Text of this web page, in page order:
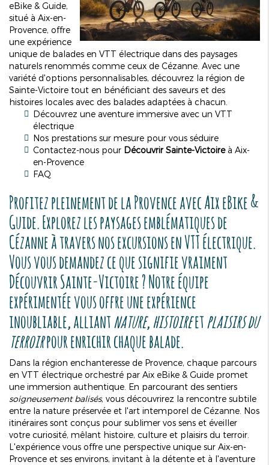
eBike & Guide,
situé à Aix-en-
Provence, offre
une expérience
unique de balades en VTT électrique dans des paysages
naturels renommés comme ceux de Cézanne. Avec une
variété d'options personnalisables, découvrez la région de
Sainte-Victoire tout en bénéficiant des saveurs et des
histoires locales avec des balades adaptées à chacun.
Découvrez une aventure immersive avec un VTT
électrique
Nos prestations sur mesure pour vous séduire
Contactez-nous pour Découvrir Sainte-Victoireà Aix-
en-Provence
FAQ
Profitez pleinement de la Provence avec Aix eBike &
Guide. Explorez les paysages emblématiques de
Cézanne à travers nos excursions en VTT électrique.
Vous vous demandez ce que signifie vraiment
Découvrir Sainte-Victoire? Notre équipe
expérimentée vous offre une expérience
inoubliable, alliantnature,histoireetplaisirs du
terroirpour enrichir chaque balade.
Dans la région enchanteresse de Provence, chaque parcours
en VTT électrique orchestré par Aix eBike & Guide promet
une immersion authentique. En parcourant des sentiers
soigneusement balisés, vous découvrirez la rencontre subtile
entre la nature préservée et l'art intemporel de Cézanne. Nos
itinéraires sont conçus pour sublimer vos sens et éveiller
votre curiosité, mêlant histoire, culture et plaisirs du terroir.
L'expérience vous offre une perspective unique sur Aix-en-
Provence et ses environs, invitant à la détente et à l'aventure